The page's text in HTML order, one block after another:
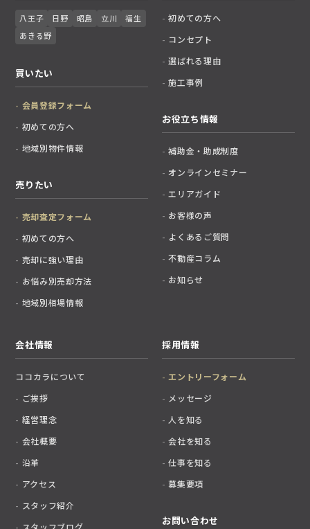
八王子 日野 昭島 立川
福生
あきる野
買いたい
会員登録フォーム
初めての方へ
地域別物件情報
売りたい
売却査定フォーム
初めての方へ
売却に強い理由
お悩み別売却方法
地域別相場情報
初めての方へ
コンセプト
選ばれる理由
施工事例
お役立ち情報
補助金・助成制度
オンラインセミナー
エリアガイド
お客様の声
よくあるご質問
不動産コラム
お知らせ
会社情報
ココカラについて
ご挨拶
経営理念
会社概要
沿革
アクセス
スタッフ紹介
スタッフブログ
採用情報
エントリーフォーム
メッセージ
人を知る
会社を知る
仕事を知る
募集要項
お問い合わせ